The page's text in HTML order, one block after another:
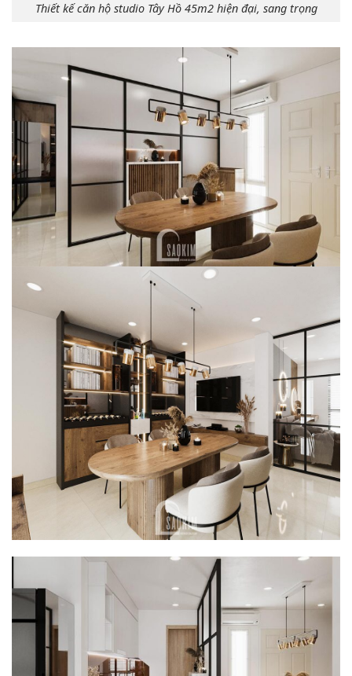
Thiết kế căn hộ studio Tây Hồ 45m2 hiện đại, sang trọng